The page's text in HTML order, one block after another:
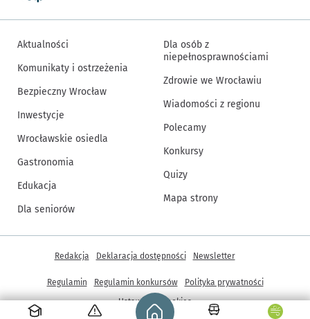
Strona główna - wroclaw.pl
Aktualności
Komunikaty i ostrzeżenia
Bezpieczny Wrocław
Inwestycje
Wrocławskie osiedla
Gastronomia
Edukacja
Dla seniorów
Dla osób z
niepełnosprawnościami
Zdrowie we Wrocławiu
Wiadomości z regionu
Polecamy
Konkursy
Quizy
Mapa strony
Inne informacje
Redakcja Deklaracja dostępności Newsletter
Regulamin Regulamin konkursów
Polityka prywatności
Ustawienia cookies